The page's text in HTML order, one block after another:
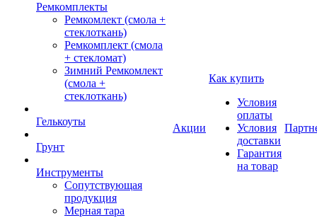
Ремкомплекты
Ремкомлект (смола +
стеклоткань)
Ремкомплект (смола
+ стекломат)
Зимний Ремкомлект
(смола +
стеклоткань)
Гелькоуты
Грунт
Инструменты
Сопутствующая
продукция
Мерная тара
Акции
Как купить
Условия
оплаты
Условия
доставки
Гарантия
на товар